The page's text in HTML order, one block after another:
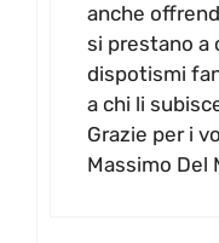
anche
si prestano a
dispotismi
a chi li
Grazie per i
Massimo Del